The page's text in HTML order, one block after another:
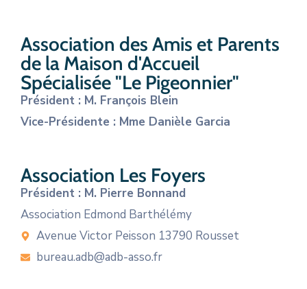
Association des Amis et Parents
de la Maison d'Accueil
Spécialisée "Le Pigeonnier"
Président : M. François Blein
Vice-Présidente : Mme Danièle Garcia
Association Les Foyers
Président : M. Pierre Bonnand
Association Edmond Barthélémy
Avenue Victor Peisson 13790 Rousset
bureau.adb@adb-asso.fr